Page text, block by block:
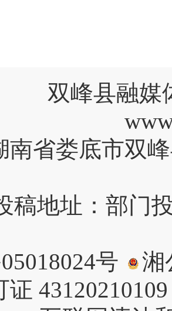
双峰县融媒
南省娄底市双
稿地址：部门
号
湘
证